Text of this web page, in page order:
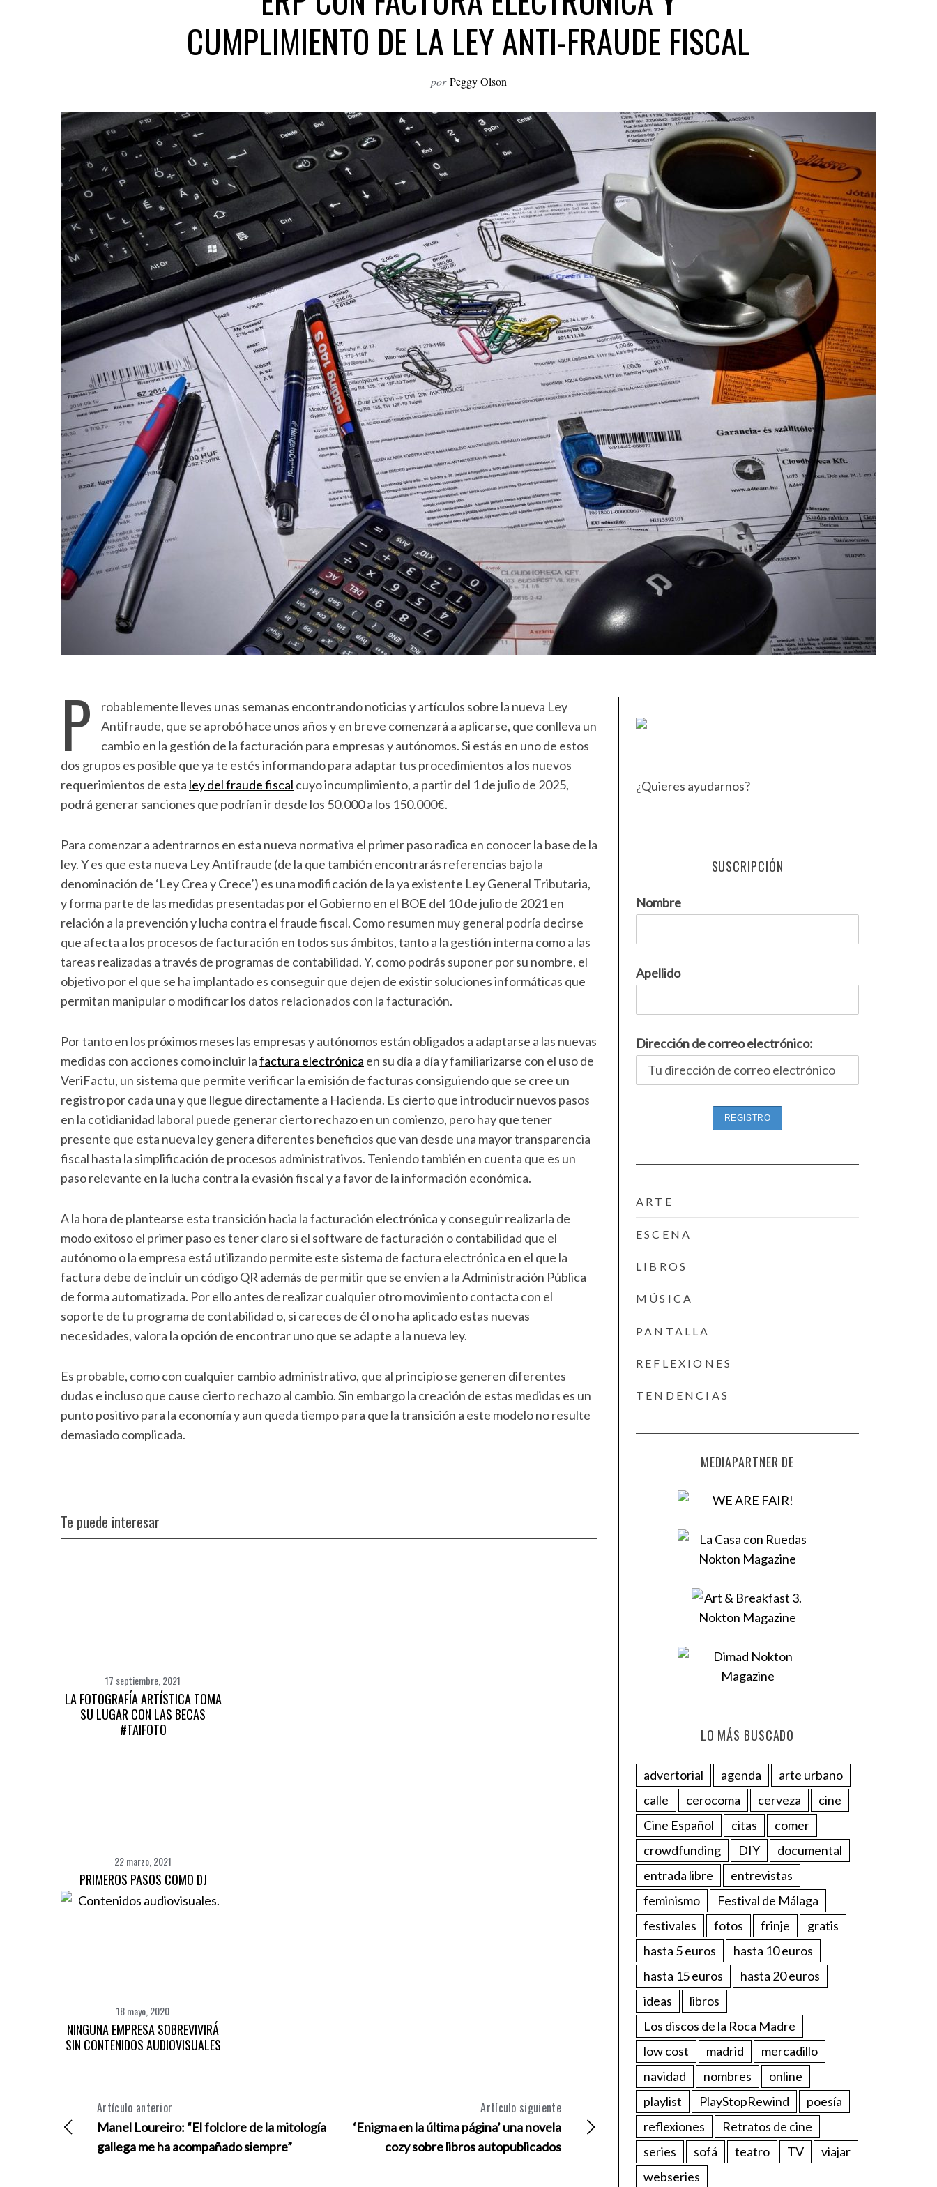
CUMPLIMIENTO DE LA LEY ANTI-FRAUDE FISCAL
por Peggy Olson
P
robablemente lleves unas semanas encontrando noticias y artículos sobre la nueva Ley
Antifraude, que se aprobó hace unos años y en breve comenzará a aplicarse, que conlleva un
cambio en la gestión de la facturación para empresas y autónomos. Si estás en uno de estos
dos grupos es posible que ya te estés informando para adaptar tus procedimientos a los nuevos
requerimientos de esta ley del fraude fiscal cuyo incumplimiento, a partir del 1 de julio de 2025,
podrá generar sanciones que podrían ir desde los 50.000 a los 150.000€.
Para comenzar a adentrarnos en esta nueva normativa el primer paso radica en conocer la base de la
ley. Y es que esta nueva Ley Antifraude (de la que también encontrarás referencias bajo la
denominación de ‘Ley Crea y Crece’) es una modificación de la ya existente Ley General Tributaria,
y forma parte de las medidas presentadas por el Gobierno en el BOE del 10 de julio de 2021 en
relación a la prevención y lucha contra el fraude fiscal. Como resumen muy general podría decirse
que afecta a los procesos de facturación en todos sus ámbitos, tanto a la gestión interna como a las
tareas realizadas a través de programas de contabilidad. Y, como podrás suponer por su nombre, el
objetivo por el que se ha implantado es conseguir que dejen de existir soluciones informáticas que
permitan manipular o modificar los datos relacionados con la facturación.
Por tanto en los próximos meses las empresas y autónomos están obligados a adaptarse a las nuevas
medidas con acciones como incluir lafactura electrónica en su día a día y familiarizarse con el uso de
VeriFactu, un sistema que permite verificar la emisión de facturas consiguiendo que se cree un
registro por cada una y que llegue directamente a Hacienda. Es cierto que introducir nuevos pasos
en la cotidianidad laboral puede generar cierto rechazo en un comienzo, pero hay que tener
presente que esta nueva ley genera diferentes beneficios que van desde una mayor transparencia
fiscal hasta la simplificación de procesos administrativos. Teniendo también en cuenta que es un
paso relevante en la lucha contra la evasión fiscal y a favor de la información económica.
A la hora de plantearse esta transición hacia la facturación electrónica y conseguir realizarla de
modo exitoso el primer paso es tener claro si el software de facturación o contabilidad que el
autónomo o la empresa está utilizando permite este sistema de factura electrónica en el que la
factura debe de incluir un código QR además de permitir que se envíen a la Administración Pública
de forma automatizada. Por ello antes de realizar cualquier otro movimiento contacta con el
soporte de tu programa de contabilidad o, si careces de él o no ha aplicado estas nuevas
necesidades, valora la opción de encontrar uno que se adapte a la nueva ley.
Es probable, como con cualquier cambio administrativo, que al principio se generen diferentes
dudas e incluso que cause cierto rechazo al cambio. Sin embargo la creación de estas medidas es un
punto positivo para la economía y aun queda tiempo para que la transición a este modelo no resulte
demasiado complicada.
Te puede interesar
17 septiembre, 2021
LA FOTOGRAFÍA ARTÍSTICA TOMA
SU LUGAR CON LAS BECAS
#TAIFOTO
22 marzo, 2021
PRIMEROS PASOS COMO DJ
18 mayo, 2020
NINGUNA EMPRESA SOBREVIVIRÁ
SIN CONTENIDOS AUDIOVISUALES
Artículo anterior
Manel Loureiro: “El folclore de la mitología
gallega me ha acompañado siempre”
Artículo siguiente
‘Enigma en la última página’ una novela
cozy sobre libros autopublicados
¿Quieres ayudarnos?
SUSCRIPCIÓN
Nombre
Apellido
Dirección de correo electrónico:
ARTE
ESCENA
LIBROS
MÚSICA
PANTALLA
REFLEXIONES
TENDENCIAS
MEDIAPARTNER DE
LO MÁS BUSCADO
advertorial agenda
arte urbano
calle
cerocoma cerveza
cine
Cine Español
citas
comer
crowdfunding
DIY
documental
entrada libre
entrevistas
feminismo
Festival de Málaga
festivales
fotos frinje
gratis
hasta 5 euros
hasta 10 euros
hasta 15 euros
hasta 20 euros
ideas
libros
Los discos de la Roca Madre
low cost
madrid
mercadillo
navidad
nombres
online
playlist
PlayStopRewind
poesía
reflexiones
Retratos de cine
series
sofá teatro TV
viajar
webseries
S
a
c
h
f
o
: